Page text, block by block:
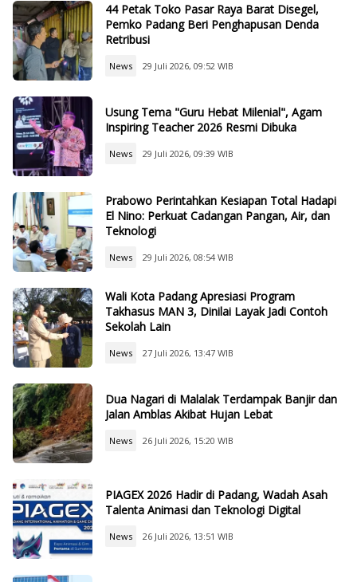
44 Petak Toko Pasar Raya Barat Disegel,
Pemko Padang Beri Penghapusan Denda
Retribusi
News 29 Juli 2026, 09:52 WIB
Usung Tema "Guru Hebat Milenial", Agam
Inspiring Teacher 2026 Resmi Dibuka
News 29 Juli 2026, 09:39 WIB
Prabowo Perintahkan Kesiapan Total Hadapi
El Nino: Perkuat Cadangan Pangan, Air, dan
Teknologi
News 29 Juli 2026, 08:54 WIB
Wali Kota Padang Apresiasi Program
Takhasus MAN 3, Dinilai Layak Jadi Contoh
Sekolah Lain
News 27 Juli 2026, 13:47 WIB
Dua Nagari di Malalak Terdampak Banjir dan
Jalan Amblas Akibat Hujan Lebat
News 26 Juli 2026, 15:20 WIB
PIAGEX 2026 Hadir di Padang, Wadah Asah
Talenta Animasi dan Teknologi Digital
News 26 Juli 2026, 13:51 WIB